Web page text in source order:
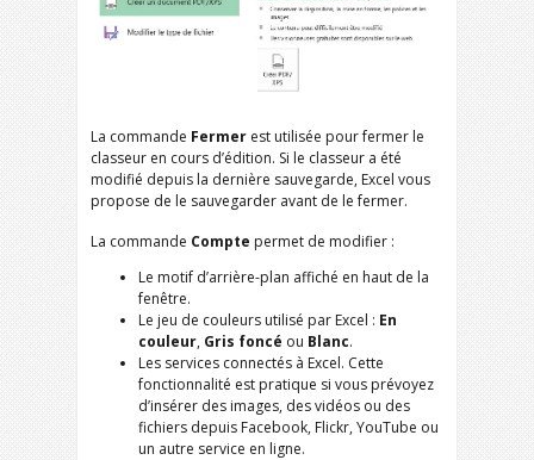
La commande Fermer est utilisée pour fermer le
classeur en cours d’édition. Si le classeur a été
modifié depuis la dernière sauvegarde, Excel vous
propose de le sauvegarder avant de le fermer.
La commande Compte permet de modifier :
Le motif d’arrière-plan affiché en haut de la
fenêtre.
Le jeu de couleurs utilisé par Excel : En
couleur, Gris foncé ou Blanc.
Les services connectés à Excel. Cette
fonctionnalité est pratique si vous prévoyez
d’insérer des images, des vidéos ou des
fichiers depuis Facebook, Flickr, YouTube ou
un autre service en ligne.